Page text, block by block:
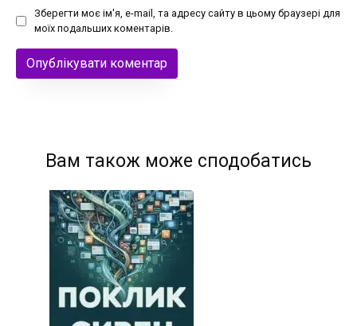
Зберегти моє ім'я, e-mail, та адресу сайту в цьому браузері для
моїх подальших коментарів.
Вам також може сподобатись